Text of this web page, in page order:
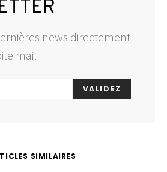
news directement
mail
VALIDEZ
SIMILAIRES